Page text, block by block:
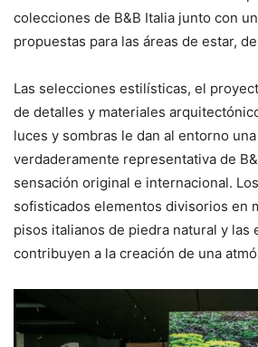
colecciones de B&B Italia junto con
propuestas para las áreas de estar,
Las selecciones estilísticas, el
de detalles y materiales
luces y sombras le dan al entorno
verdaderamente representativa de
sensación original e internacional.
sofisticados elementos divisorios en
pisos italianos de piedra natural y las
contribuyen a la creación de una